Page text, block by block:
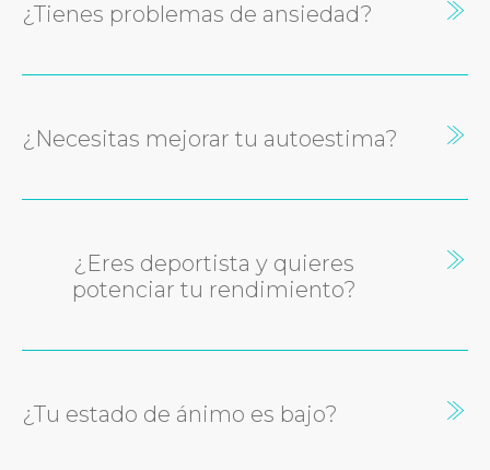
¿Tienes problemas de ansiedad?
¿Necesitas mejorar tu autoestima?
¿Eres deportista y quieres
potenciar tu rendimiento?
¿Tu estado de ánimo es bajo?